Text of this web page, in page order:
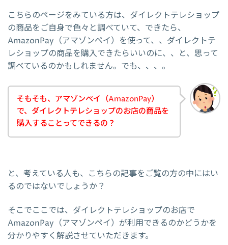
こちらのページをみている方は、ダイレクトテレショップ
の商品をご自身で色々と調べていて、できたら、
AmazonPay（アマゾンペイ）を使って、、ダイレクトテ
レショップの商品を購入できたらいいのに、、と、思って
調べているのかもしれません。でも、、、。
そもそも、アマゾンペイ（AmazonPay）
で、ダイレクトテレショップのお店の商品を
購入することってできるの？
と、考えている人も、こちらの記事をご覧の方の中にはい
るのではないでしょうか？
そこでここでは、ダイレクトテレショップのお店で
AmazonPay（アマゾンペイ）が利用できるのかどうかを
分かりやすく解説させていただきます。